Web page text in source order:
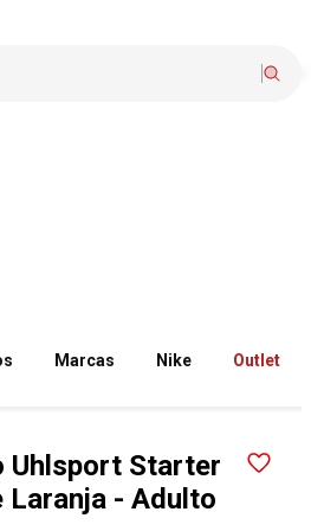
Marcas Nike Outlet
Uhlsport Starter
Laranja - Adulto